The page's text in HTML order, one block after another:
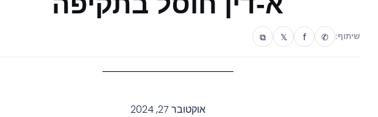
שיתוף: ✆
f
𝕏
⧉
אוקטובר 27, 2024